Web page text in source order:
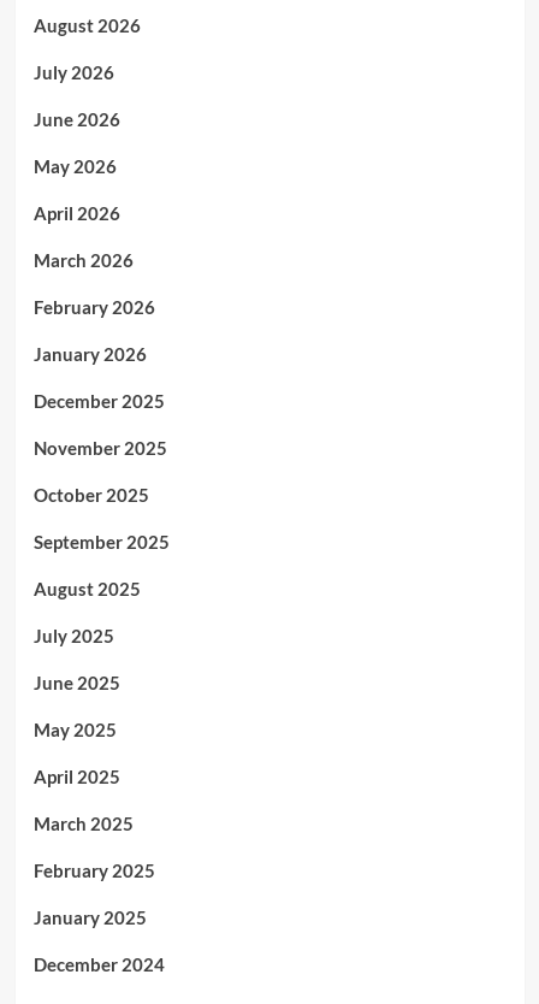
August 2026
July 2026
June 2026
May 2026
April 2026
March 2026
February 2026
January 2026
December 2025
November 2025
October 2025
September 2025
August 2025
July 2025
June 2025
May 2025
April 2025
March 2025
February 2025
January 2025
December 2024